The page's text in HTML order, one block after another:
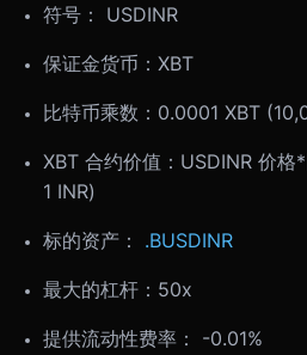
符号： USDINR
保证金货币：XBT
比特币乘数：0.0001 XBT
XBT 合约价值：USDINR 价
1 INR)
标的资产： .BUSDINR
最大的杠杆：50x
提供流动性费率： -0.01%